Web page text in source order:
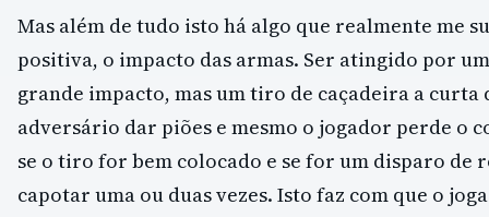
Mas além de tudo isto há algo que realmente me
positiva, o impacto das armas. Ser atingido por
grande impacto, mas um tiro de caçadeira a curta
adversário dar piões e mesmo o jogador perde o
se o tiro for bem colocado e se for um disparo de
capotar uma ou duas vezes. Isto faz com que o